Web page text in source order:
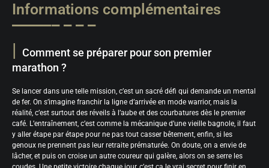
Informations complémentaires
Comment se préparer pour son premier
marathon ?
Se lancer dans une telle mission, c’est un sacré défi qui demande un mental
de fer. On s’imagine franchir la ligne d’arrivée en mode warrior, mais la
réalité, c’est surtout des réveils à l’aube et des courbatures dès le premier
café. L’entraînement, c’est comme la mécanique d’une vieille bagnole, il faut
y aller étape par étape pour ne pas tout casser bêtement, enfin, si les
genoux ne prennent pas leur retraite prématurée. On doute, on a envie de
lâcher, et puis on croise un autre coureur qui galère, alors on se serre les